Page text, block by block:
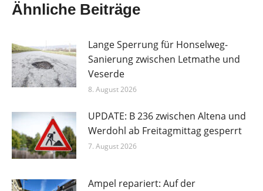
Ähnliche Beiträge
Lange Sperrung für Honselweg-
Sanierung zwischen Letmathe und
Veserde
8. August 2026
UPDATE: B 236 zwischen Altena und
Werdohl ab Freitagmittag gesperrt
7. August 2026
Ampel repariert: Auf der